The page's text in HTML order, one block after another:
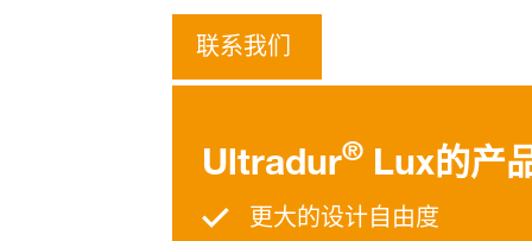
联系我们
Ultradur®Lux的产
更大的设计自由度